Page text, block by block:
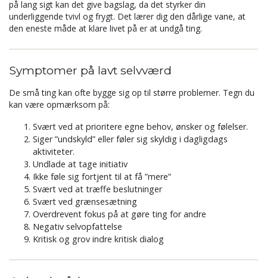
på lang sigt kan det give bagslag, da det styrker din
underliggende tvivl og frygt. Det lærer dig den dårlige vane, at
den eneste måde at klare livet på er at undgå ting.
Symptomer på lavt selvværd
De små ting kan ofte bygge sig op til større problemer. Tegn du
kan være opmærksom på:
Svært ved at prioritere egne behov, ønsker og følelser.
Siger ”undskyld” eller føler sig skyldig i dagligdags
aktiviteter.
Undlade at tage initiativ
Ikke føle sig fortjent til at få ”mere”
Svært ved at træffe beslutninger
Svært ved grænsesætning
Overdrevent fokus på at gøre ting for andre
Negativ selvopfattelse
Kritisk og grov indre kritisk dialog